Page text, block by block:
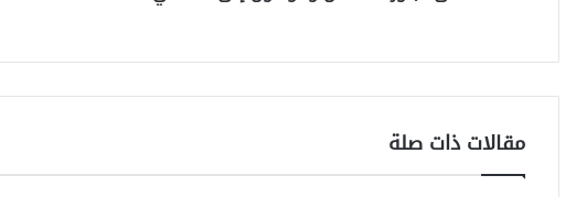
ب
ر
ف
ي
.
و
ف
مقالات ذات صلة